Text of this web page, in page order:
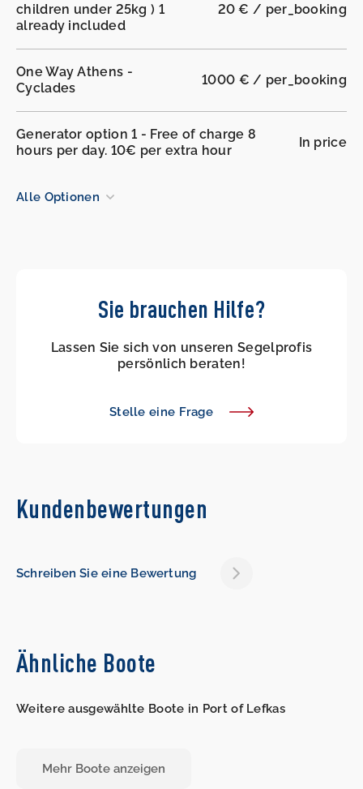
children under 25kg ) 1
already included
20 € / per_booking
One Way Athens -
Cyclades
1000 € / per_booking
Generator option 1 - Free of charge 8
hours per day. 10€ per extra hour
In price
Alle Optionen
Sie brauchen Hilfe?
Lassen Sie sich von unseren Segelprofis
persönlich beraten!
Stelle eine Frage
Kundenbewertungen
Schreiben Sie eine Bewertung
Ähnliche Boote
Weitere ausgewählte Boote in Port of Lefkas
Mehr Boote anzeigen